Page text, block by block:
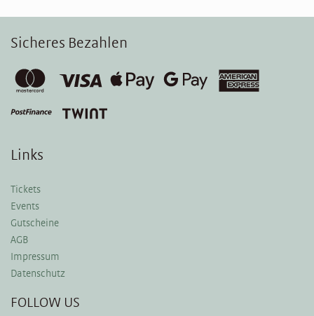
Sicheres Bezahlen
Links
Tickets
Events
Gutscheine
AGB
Impressum
Datenschutz
FOLLOW US